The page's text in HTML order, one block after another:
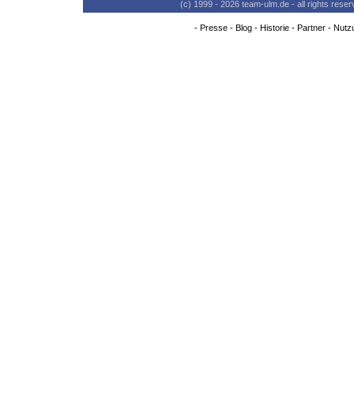
(c) 1999 - 2026 team-ulm.de - all rights
- Presse- Blog- Historie- Partner-